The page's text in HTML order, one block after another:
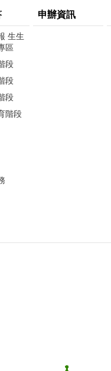
生生
區
段
段
段
階段
申辦資訊